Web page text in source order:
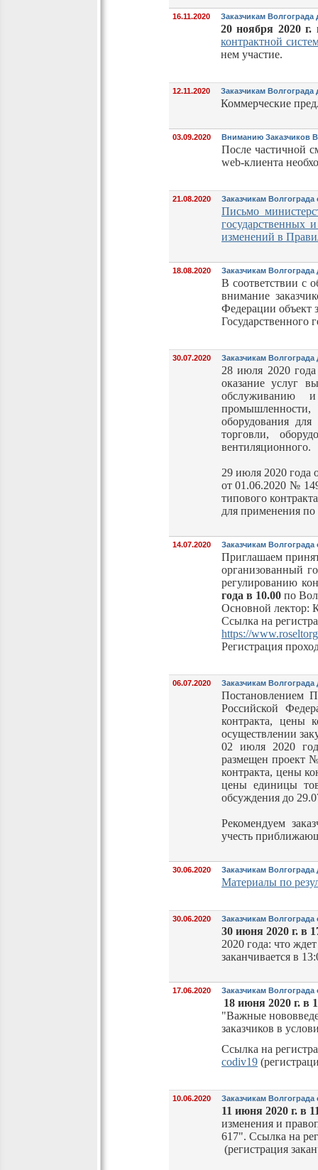
16.11.2020 Заказчикам Волгограда
20 ноября 2020 г.
контрактной
нем участие.
12.11.2020 Заказчикам Волгограда
Коммерческие
03.09.2020 Вниманию Заказчиков
После частичной
web-клиента
21.08.2020 Заказчикам
Письмо
государственных
изменений в
18.08.2020 Заказчикам Волгограда
В соответствии с
внимание
Федерации объект
Государственного
30.07.2020 Заказчикам Волгограда
28 июля 2020
оказание услуг
обслуживанию и
промышленности,
оборудования
торговли,
вентиляционного.
29 июля 2020 года
от 01.06.2020 №
типового
для применения
14.07.2020 Заказчикам
Приглашаем
организованный
регулированию
года в 10.00 по
Основной лектор:
Ссылка на
https://
Регистрация
06.07.2020 Заказчикам Волгограда
Постановлением
Российской
контракта, цены
осуществлении
02 июля 2020
размещен проект
контракта, цены
цены единицы
обсуждения до
Рекомендуем
учесть
30.06.2020 Заказчикам Волгограда
Материалы по
30.06.2020 Заказчикам
30 июня 2020 г. в
2020 года: что
заканчивается в
17.06.2020 Заказчикам
18 июня 2020 г. в
"Важные
заказчиков в
Ссылка на
codiv19
10.06.2020 Заказчикам
11 июня 2020 г. в
изменения и
617". Ссылка на
(регистрация